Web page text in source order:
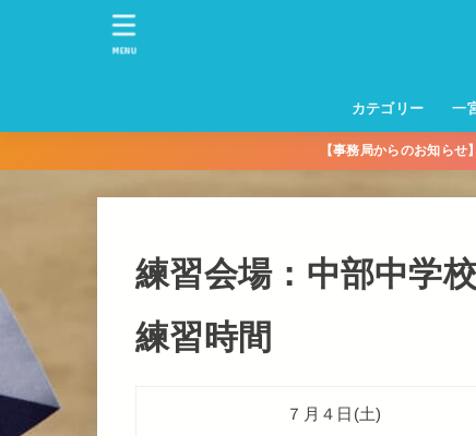
カテゴリー
一宮サッカースク
トレーニングセン
一宮FA
一宮FC
一宮ＦＣレディース
一宮サッカースク
中学生練習
一宮ＦＣＪＹ【中
一宮ＦＣＪYレディ
女子】
幼児トレセン【年
少】
パパさんママさん
親子の部
社会人の部
コルボス 【シニア】
フットサル
コルボスリーグ
グレイセス
一
MENU
【事務局からのお知らせ
練習会場：中部中学校
練習時間
７月４日(土)